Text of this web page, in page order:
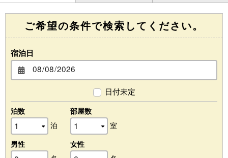
ご希望の条件で検索してください。
宿泊日
日付未定
泊数
泊
部屋数
室
男性
女性